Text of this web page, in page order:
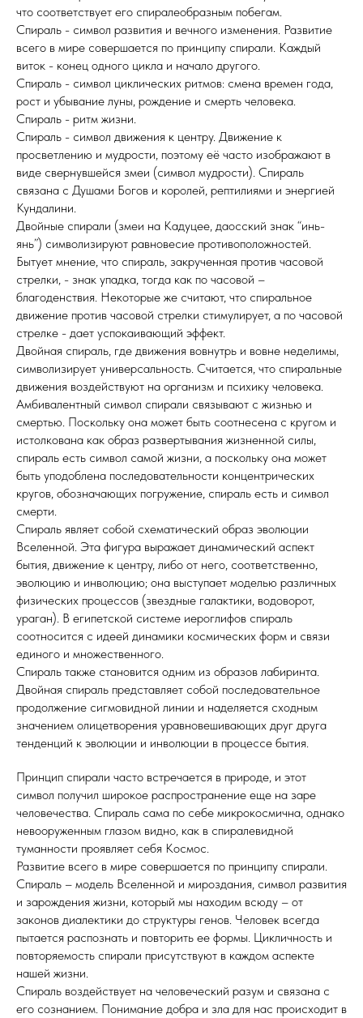
что соответствует его спиралеобразным побегам.
Спираль - символ развития и вечного изменения. Развитие
всего в мире совершается по принципу спирали. Каждый
виток - конец одного цикла и начало другого.
Спираль - символ циклических ритмов: смена времен года,
рост и убывание луны, рождение и смерть человека.
Спираль - ритм жизни.
Спираль - символ движения к центру. Движение к
просветлению и мудрости, поэтому её часто изображают в
виде свернувшейся змеи (символ мудрости). Спираль
связана с Душами Богов и королей, рептилиями и энергией
Кундалини.
Двойные спирали (змеи на Кадуцее, даосский знак “инь-
янь”) символизируют равновесие противоположностей.
Бытует мнение, что спираль, закрученная против часовой
стрелки, - знак упадка, тогда как по часовой –
благоденствия. Некоторые же считают, что спиральное
движение против часовой стрелки стимулирует, а по часовой
стрелке - дает успокаивающий эффект.
Двойная спираль, где движения вовнутрь и вовне неделимы,
символизирует универсальность. Считается, что спиральные
движения воздействуют на организм и психику человека.
Амбивалентный символ спирали связывают с жизнью и
смертью. Поскольку она может быть соотнесена с кругом и
истолкована как образ развертывания жизненной силы,
спираль есть символ самой жизни, а поскольку она может
быть уподоблена последовательности концентрических
кругов, обозначающих погружение, спираль есть и символ
смерти.
Спираль являет собой схематический образ эволюции
Вселенной. Эта фигура выражает динамический аспект
бытия, движение к центру, либо от него, соответственно,
эволюцию и инволюцию; она выступает моделью различных
физических процессов (звездные галактики, водоворот,
ураган). В египетской системе иероглифов спираль
соотносится с идеей динамики космических форм и связи
единого и множественного.
Спираль также становится одним из образов лабиринта.
Двойная спираль представляет собой последовательное
продолжение сигмовидной линии и наделяется сходным
значением олицетворения уравновешивающих друг друга
тенденций к эволюции и инволюции в процессе бытия.
Принцип спирали часто встречается в природе, и этот
символ получил широкое распространение еще на заре
человечества. Спираль сама по себе микрокосмична, однако
невооруженным глазом видно, как в спиралевидной
туманности проявляет себя Космос.
Развитие всего в мире совершается по принципу спирали.
Спираль – модель Вселенной и мироздания, символ развития
и зарождения жизни, который мы находим всюду – от
законов диалектики до структуры генов. Человек всегда
пытается распознать и повторить ее формы. Цикличность и
повторяемость спирали присутствуют в каждом аспекте
нашей жизни.
Спираль воздействует на человеческий разум и связана с
его сознанием. Понимание добра и зла для нас происходит в